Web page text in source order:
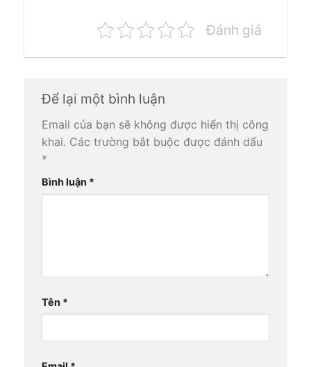
Đánh giá
Để lại một bình luận
Email của bạn sẽ không được hiển thị công
khai. Các trường bắt buộc được đánh dấu
*
Bình luận *
Tên *